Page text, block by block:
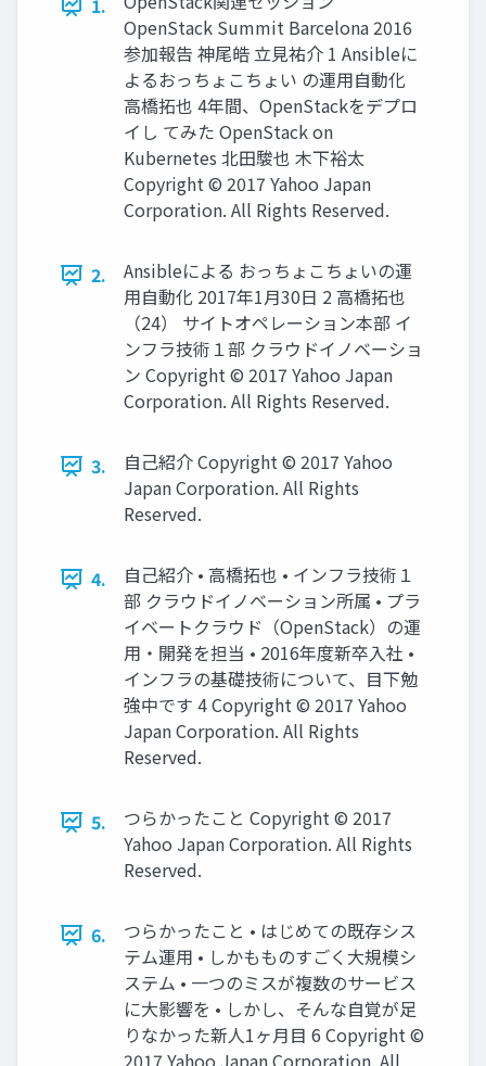
1.
OpenStack Summit Barcelona 2016
参加報告 神尾皓 立見祐介 1 Ansibleに
よるおっちょこちょい の運用自動化
高橋拓也 4年間、OpenStackをデプロ
イし てみた OpenStack on
Kubernetes 北田駿也 木下裕太
Copyright © 2017 Yahoo Japan
Corporation. All Rights Reserved.
2.
Ansibleによる おっちょこちょいの運
用自動化 2017年1月30日 2 高橋拓也
（24） サイトオペレーション本部 イ
ンフラ技術１部 クラウドイノベーショ
ン Copyright © 2017 Yahoo Japan
Corporation. All Rights Reserved.
3.
自己紹介 Copyright © 2017 Yahoo
Japan Corporation. All Rights
Reserved.
4.
自己紹介 • 高橋拓也 • インフラ技術１
部 クラウドイノベーション所属 • プラ
イベートクラウド（OpenStack）の運
用・開発を担当 • 2016年度新卒入社 •
インフラの基礎技術について、目下勉
強中です 4 Copyright © 2017 Yahoo
Japan Corporation. All Rights
Reserved.
5.
つらかったこと Copyright © 2017
Yahoo Japan Corporation. All Rights
Reserved.
6.
つらかったこと • はじめての既存シス
テム運用 • しかもものすごく大規模シ
ステム • 一つのミスが複数のサービス
に大影響を • しかし、そんな自覚が足
りなかった新人1ヶ月目 6 Copyright ©